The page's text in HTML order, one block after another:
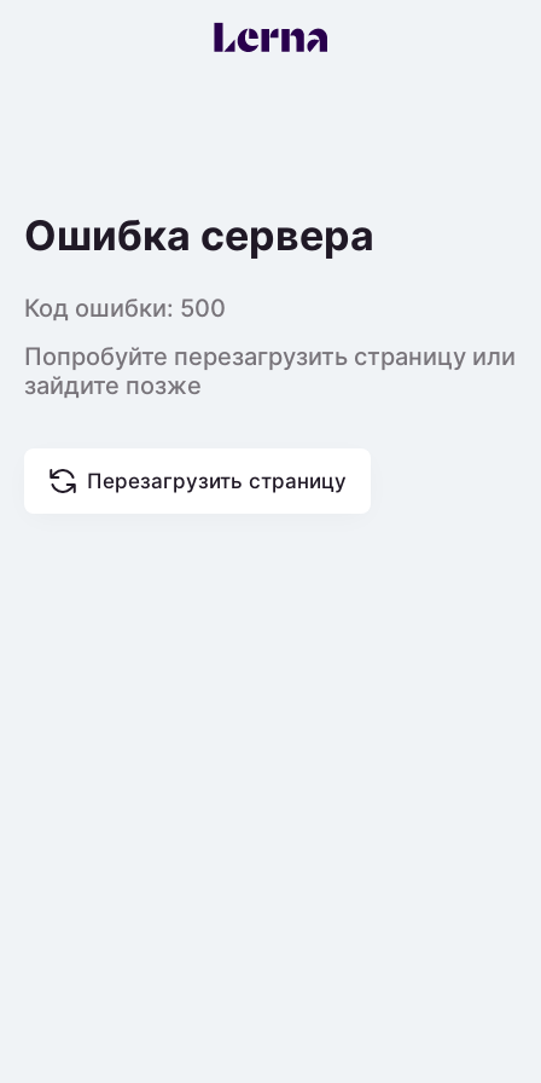
Ошибка сервера
Код ошибки: 500
Попробуйте перезагрузить страницу или
зайдите позже
Перезагрузить страницу